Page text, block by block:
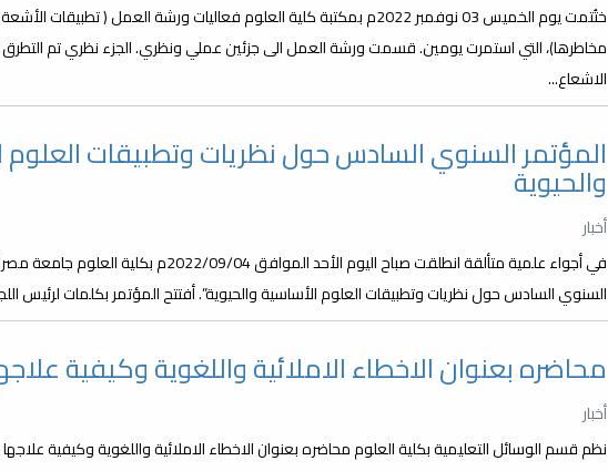
ختُتمت يوم الخميس 03 نوفمبر 2022م بمكتبة كلية العلوم فعاليات ورشة العمل (
مخاطرها)، التي استمرت يومين. قسمت ورشة العمل الى جزئين عملي ونظري. الجزء نظري تم
الاشعاع...
المؤتمر السنوي السادس حول نظريات وتطبيقات العلوم
والحيوية
أخبار
في أجواء علمية متألقة انطلقت صباح اليوم الأحد الموافق 2022/
السنوي السادس حول نظريات وتطبيقات العلوم الأساسية والحيوية”. أفتتح المؤتمر بكلمات لرئيس
محاضره بعنوان الاخطاء الاملائية واللغوية وكيفية
أخبار
نظم قسم الوسائل التعليمية بكلية العلوم محاضره بعنوان الاخطاء الاملائية واللغوية وكيفية علاجها